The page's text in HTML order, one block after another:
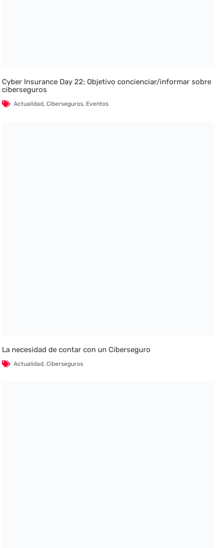
Cyber Insurance Day 22: Objetivo concienciar/informar sobre
ciberseguros
Actualidad,Ciberseguros, Eventos
La necesidad de contar con un Ciberseguro
Actualidad,Ciberseguros